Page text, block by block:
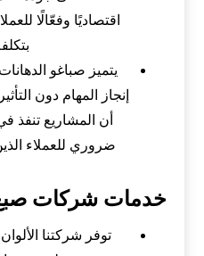
اقتصاديًا وفعّالًا
يتميز صباغو
إنجاز المهام دون
أن المشاريع تنفذ
ضروري للعملاء
خدمات شركات صبغ
توفر شركتنا